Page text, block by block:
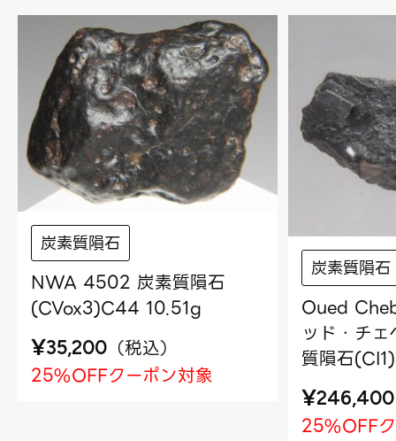
炭素質隕石
NWA 4502 炭素質隕石
(CVox3)C44 10.51g
¥35,200 （税込）
25%OFFクーポン対象
炭素質隕石
Oued
ッド・チ
質隕石
¥246,400
25%OFF